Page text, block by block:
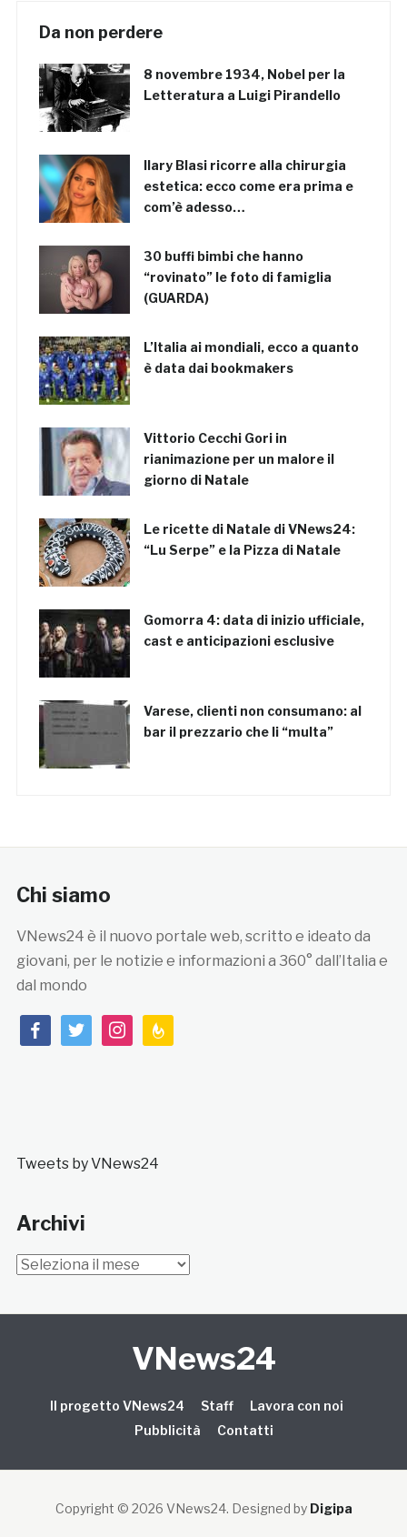
Da non perdere
8 novembre 1934, Nobel per la
Letteratura a Luigi Pirandello
Ilary Blasi ricorre alla chirurgia
estetica: ecco come era prima e
com’è adesso…
30 buffi bimbi che hanno
“rovinato” le foto di famiglia
(GUARDA)
L’Italia ai mondiali, ecco a quanto
è data dai bookmakers
Vittorio Cecchi Gori in
rianimazione per un malore il
giorno di Natale
Le ricette di Natale di VNews24:
“Lu Serpe” e la Pizza di Natale
Gomorra 4: data di inizio ufficiale,
cast e anticipazioni esclusive
Varese, clienti non consumano: al
bar il prezzario che li “multa”
Chi siamo
VNews24 è il nuovo portale web, scritto e ideato da
giovani, per le notizie e informazioni a 360° dall’Italia e
dal mondo
facebooktwitterinstagramfeedburner
Tweets by VNews24
Archivi
Archivi
VNews24
Il progetto VNews24 Staff
Lavora con noi
Pubblicità
Contatti
Copyright © 2026 VNews24. Designed by Digipa